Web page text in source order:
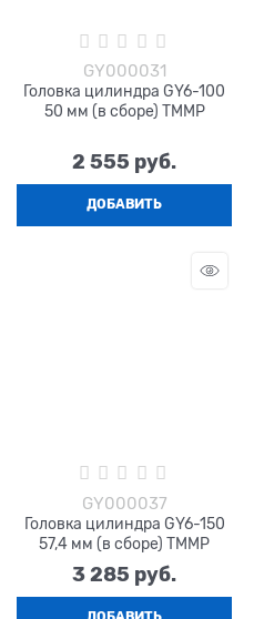
GY000031
Головка цилиндра GY6-100
50 мм (в сборе) TMMP
2 555 руб.
ДОБАВИТЬ
GY000037
Головка цилиндра GY6-150
57,4 мм (в сборе) TMMP
3 285 руб.